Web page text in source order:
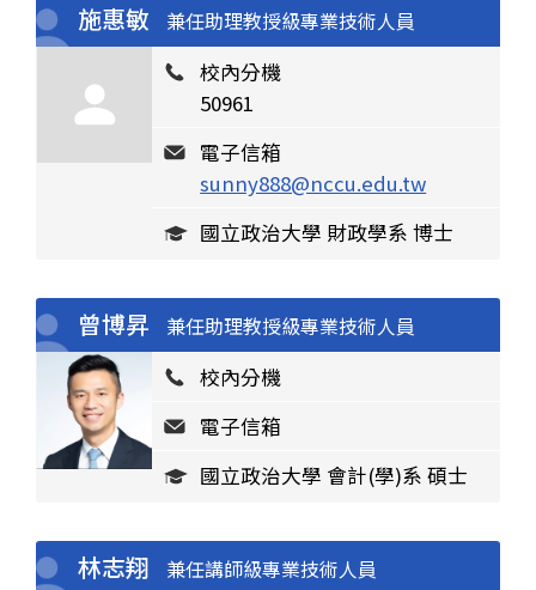
施惠敏 兼任助理教授級專業技術人員
校內分機
50961
電子信箱
sunny888@nccu.edu.tw
國立政治大學 財政學系 博士
曾博昇 兼任助理教授級專業技術人員
校內分機
電子信箱
國立政治大學 會計(學)系 碩士
林志翔 兼任講師級專業技術人員